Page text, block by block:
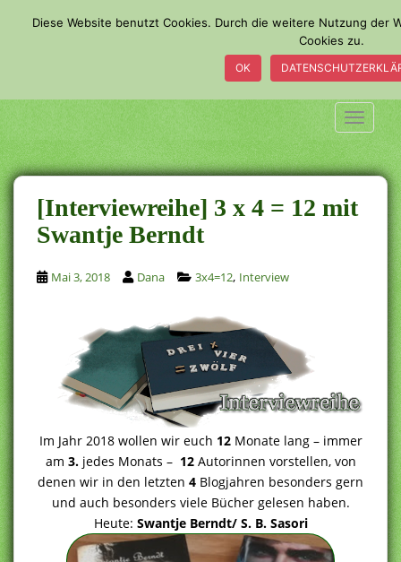
o
m
a
i
n
c
o
n
t
e
n
t
[Interviewreihe] 3 x 4 = 12 mit
Swantje Berndt
Mai 3, 2018 Dana 3x4=12, Interview
Im Jahr 2018 wollen wir euch 12Monate lang – immer
am 3. jedes Monats – 12Autorinnen vorstellen, von
denen wir in den letzten 4 Blogjahren besonders gern
und auch besonders viele Bücher gelesen haben.
Heute: Swantje Berndt/ S. B. Sasori
Diese Website benutzt Cookies. Durch die weitere Nutzung der
Cookies zu.
OK